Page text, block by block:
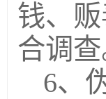
钱、
合调查
6、